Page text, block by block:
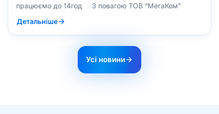
працюємо до 14год З повагою ТОВ “МегаКом”
Детальніше
Усі новини